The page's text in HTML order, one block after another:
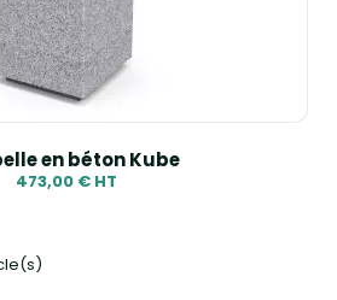
en béton Kube
473,00 € HT